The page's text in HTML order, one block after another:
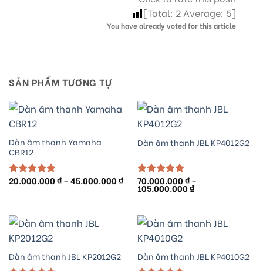
[Total: 2 Average: 5]
You have already voted for this article
SẢN PHẨM TƯƠNG TỰ
Dàn âm thanh Yamaha
CBR12
Được xếp
20.000.000₫ – 45.000.000₫Khoảng
giá:
45.000.000 ₫
Dàn âm thanh JBL KP4012G2
Được xếp
hạng5.00
70.000.000₫ –
105.000.000₫Khoảng
giá:
đến
105.000.000 ₫
Dàn âm thanh JBL KP2012G2 Dàn âm thanh JBL KP4010G2